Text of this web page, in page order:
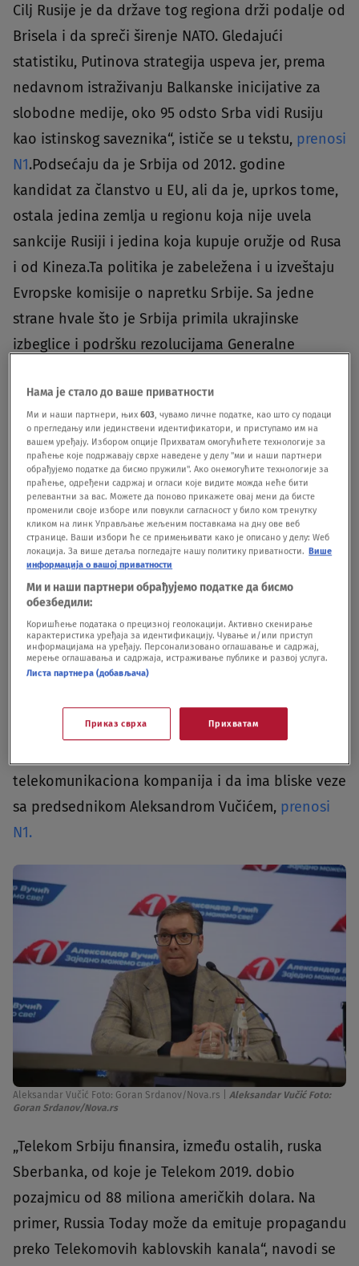
Cilj Rusije je da države tog regiona drži podalje od
Brisela i da spreči širenje NATO. Gledajući
statistiku, Putinova strategija uspeva jer, prema
nedavnom istraživanju Balkanske inicijative za
slobodne medije, oko 95 odsto Srba vidi Rusiju
kao istinskog saveznika“, ističe se u tekstu, prenosi
N1.Podsećaju da je Srbija od 2012. godine
kandidat za članstvo u EU, ali da je, uprkos tome,
ostala jedina zemlja u regionu koja nije uvela
sankcije Rusiji i jedina koja kupuje oružje od Rusa
i od Kineza.Ta politika je zabeležena i u izveštaju
Evropske komisije o napretku Srbije. Sa jedne
strane hvale što je Srbija primila ukrajinske
izbeglice i podršku rezolucijama Generalne
Komiteta UN za ljudska prava.Sa druge strane, u
izveštaju se kritikuje bliskost Srbije sa Rusijom,
prenosi N1.„Na početku ruske invazije na Ukrajinu,
Er Srbija je duplirala letove za Rusiju, dok je deo
srpskih medija bio deo snažne ruske kampanje
dezinformacija. Visoki zvaničnici su iznosili
stavove o ruskoj agresiji koji su u suprotnosti sa
stavovima EU“, navodi se, između ostalog, u tom
izveštaju.Autorka Senada Sokolu navodi da će
brzina pristupnih pregovora Srbije sa EU zavisiti
pre svega od rešenja konflikta Beograda i Prištine.
Podseća da od 2011. traje dijalog pod
pokroviteljstvom Brisela.Dodaje da je glavno
propagandno oružje vlasti u Srbiji Telekom Srbija,
telekomunikaciona kompanija i da ima bliske veze
sa predsednikom Aleksandrom Vučićem, prenosi
N1.
Aleksandar Vučić Foto: Goran Srdanov/Nova.rs
Aleksandar Vučić Foto:
Goran Srdanov/Nova.rs
„Telekom Srbiju finansira, između ostalih, ruska
Sberbanka, od koje je Telekom 2019. dobio
pozajmicu od 88 miliona američkih dolara. Na
primer, Russia Today može da emituje propagandu
preko Telekomovih kablovskih kanala“, navodi se
Нама је стало до ваше приватности
Ми и наши партнери, њих603, чувамо личне податке, као што су подаци
о прегледању или јединствени идентификатори, и приступамо им на
вашем уређају. Избором опције Прихватам омогућићете технологије за
праћење које подржавају сврхе наведене у делу "ми и наши партнери
обрађујемо податке да бисмо пружили". Ако онемогућите технологије за
праћење, одређени садржај и огласи које видите можда неће бити
релевантни за вас. Можете да поново прикажете овај мени да бисте
променили своје изборе или повукли сагласност у било ком тренутку
кликом на линк Управљање жељеним поставкама на дну ове веб
странице. Ваши избори ће се примењивати како је описано у делу: Wеб
локација. За више детаља погледајте нашу политику приватности. Више
информација о вашој приватности
Ми и наши партнери обрађујемо податке да бисмо
обезбедили:
Коришћење података о прецизној геолокацији. Активно скенирање
карактеристика уређаја за идентификацију. Чување и/или приступ
информацијама на уређају. Персонализовано оглашавање и садржај,
мерење оглашавања и садржаја, истраживање публике и развој услуга.
Листа партнера (добављача)
Приказ сврха Прихватам